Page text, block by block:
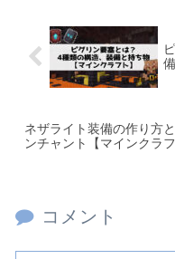
ネザライト装備の作り方
ンチャント【マインクラフ
コメント